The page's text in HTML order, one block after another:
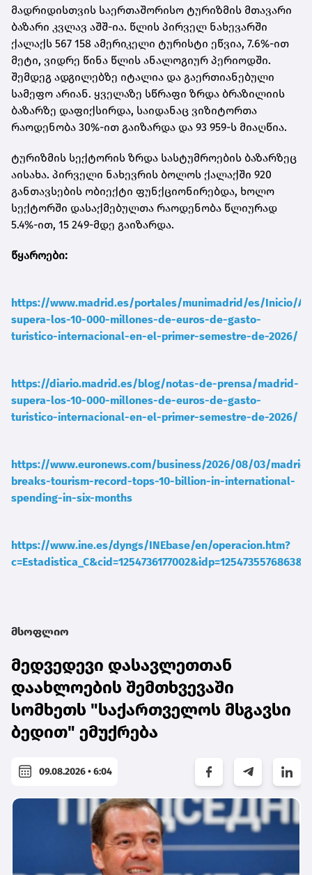
მადრიდისთვის საერთაშორისო ტურიზმის მთავარი
ბაზარი კვლავ აშშ-ია. წლის პირველ ნახევარში
ქალაქს 567 158 ამერიკელი ტურისტი ეწვია, 7.6%-ით
მეტი, ვიდრე წინა წლის ანალოგიურ პერიოდში.
შემდეგ ადგილებზე იტალია და გაერთიანებული
სამეფო არიან. ყველაზე სწრაფი ზრდა ბრაზილიის
ბაზარზე დაფიქსირდა, საიდანაც ვიზიტორთა
რაოდენობა 30%-ით გაიზარდა და 93 959-ს მიაღწია.
ტურიზმის სექტორის ზრდა სასტუმროების ბაზარზეც
აისახა. პირველი ნახევრის ბოლოს ქალაქში 920
განთავსების ობიექტი ფუნქციონირებდა, ხოლო
სექტორში დასაქმებულთა რაოდენობა წლიურად
5.4%-ით, 15 249-მდე გაიზარდა.
წყაროები:
https://www.madrid.es/portales/munimadrid/es/Inicio/
supera-los-10-000-millones-de-euros-de-gasto-
turistico-internacional-en-el-primer-semestre-de-2026/
https://diario.madrid.es/blog/notas-de-prensa/madrid-
supera-los-10-000-millones-de-euros-de-gasto-
turistico-internacional-en-el-primer-semestre-de-2026/
https://www.euronews.com/business/2026/08/03/madrid-
breaks-tourism-record-tops-10-billion-in-international-
spending-in-six-months
https://www.ine.es/dyngs/INEbase/en/operacion.htm?
მსოფლიო
მედვედევი დასავლეთთან
დაახლოების შემთხვევაში
სომხეთს "საქართველოს მსგავსი
ბედით" ემუქრება
09.08.2026 • 6:04